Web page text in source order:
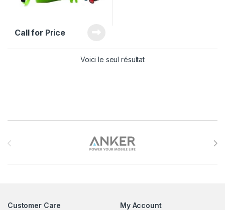
Call for Price
Voici le seul résultat
Customer Care
My Account